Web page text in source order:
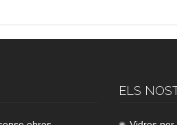
ELS